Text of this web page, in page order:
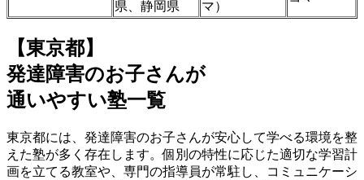
県、静岡県
マ）
【東京都】
発達障害のお子さんが
通いやすい塾一覧
東京都には、発達障害のお子さんが安心して学べる環境を整
えた塾が多く存在します。個別の特性に応じた適切な学習計
画を立てる教室や、専門の指導員が常駐し、コミュニケーシ